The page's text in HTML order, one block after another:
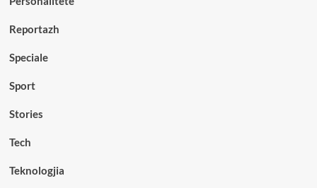
Reportazh
Speciale
Sport
Stories
Tech
Teknologjia